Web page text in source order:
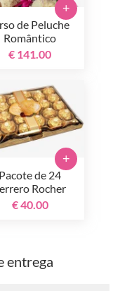
de Peluche
Romântico
€ 141.00
+
Pacote de 24
Rocher
€ 40.00
+
entrega